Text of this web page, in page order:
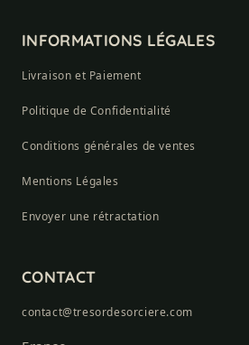
INFORMATIONS LÉGALES
Livraison et Paiement
Politique de Confidentialité
Conditions générales de ventes
Mentions Légales
Envoyer une rétractation
CONTACT
contact@tresordesorciere.com